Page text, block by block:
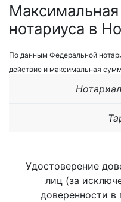
Максимальная
нотариуса в
По данным Федеральной
действие и максимальная
Удостоверение
лиц (за
доверенности в